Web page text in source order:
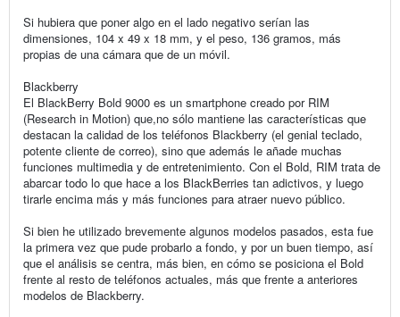
Si hubiera que poner algo en el lado negativo serían las
dimensiones, 104 x 49 x 18 mm, y el peso, 136 gramos, más
propias de una cámara que de un móvil.
Blackberry
El BlackBerry Bold 9000 es un smartphone creado por RIM
(Research in Motion) que,no sólo mantiene las características que
destacan la calidad de los teléfonos Blackberry (el genial teclado,
potente cliente de correo), sino que además le añade muchas
funciones multimedia y de entretenimiento. Con el Bold, RIM trata de
abarcar todo lo que hace a los BlackBerries tan adictivos, y luego
tirarle encima más y más funciones para atraer nuevo público.
Si bien he utilizado brevemente algunos modelos pasados, esta fue
la primera vez que pude probarlo a fondo, y por un buen tiempo, así
que el análisis se centra, más bien, en cómo se posiciona el Bold
frente al resto de teléfonos actuales, más que frente a anteriores
modelos de Blackberry.